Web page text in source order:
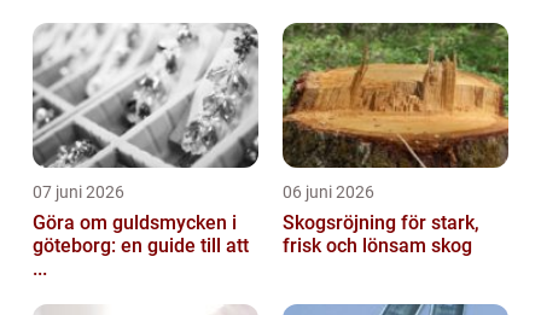
07 juni 2026
Göra om guldsmycken i
göteborg: en guide till att
...
06 juni 2026
Skogsröjning för stark,
frisk och lönsam skog